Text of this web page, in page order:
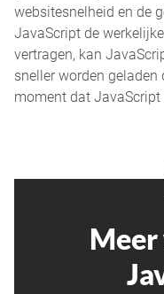
websitesnelheid en de
JavaScript de
vertragen, kan
sneller worden
moment dat